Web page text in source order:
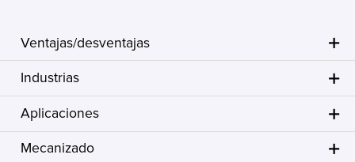
Ventajas/desventajas
Industrias
Aplicaciones
Mecanizado